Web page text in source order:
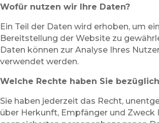
Wofür nutzen wir Ihre Daten?
Ein Teil der Daten wird erhoben, um
Bereitstellung der Website zu
Daten können zur Analyse Ihres
verwendet werden.
Welche Rechte haben Sie
Sie haben jederzeit das Recht,
über Herkunft, Empfänger und Zweck